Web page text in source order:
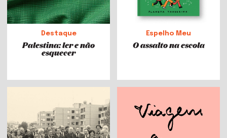
Destaque
Palestina: ler e não
esquecer
Espelho Meu
O assalto na escola